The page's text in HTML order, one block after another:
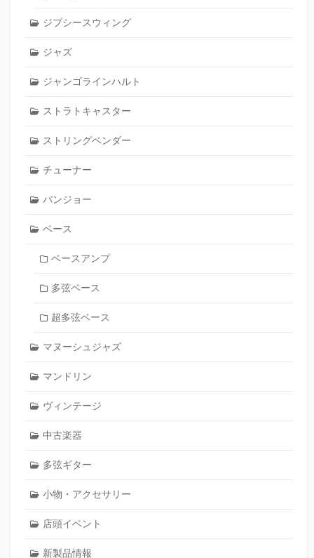
ジプシースウィング
ジャズ
ジャンゴラインハルト
ストラトキャスター
ストリングベンダー
チューナー
バンジョー
ベース
ベースアンプ
多弦ベース
超多弦ベース
マヌーシュジャズ
マンドリン
ヴィンテージ
中古楽器
多弦ギター
小物・アクセサリー
店頭イベント
新製品情報